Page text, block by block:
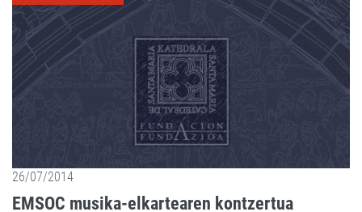
26/07/2014
EMSOC musika-elkartearen kontzertua